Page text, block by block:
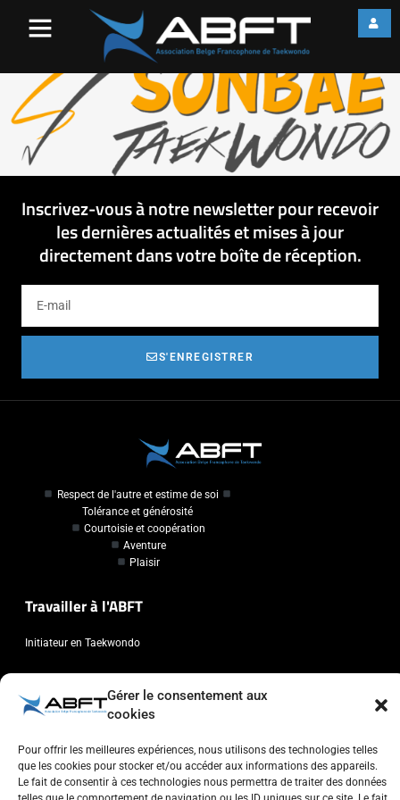
Gérer le consentement aux
cookies
Pour offrir les meilleures expériences, nous utilisons des technologies telles
que les cookies pour stocker et/ou accéder aux informations des appareils.
Le fait de consentir à ces technologies nous permettra de traiter des données
Inscrivez-vous à notre newsletter pour recevoir
les dernières actualités et mises à jour
directement dans votre boîte de réception.
S'ENREGISTRER
Respect de l'autre et estime de soi
Tolérance et générosité
Courtoisie et coopération
Aventure
Plaisir
Travailler à l'ABFT
Initiateur en Taekwondo
Association Belge Francophone de Taekwondo
Chaussée de Wavre, 2057 - 1160 Auderghem
info@abft.be
+32 (0)2 347 34 77